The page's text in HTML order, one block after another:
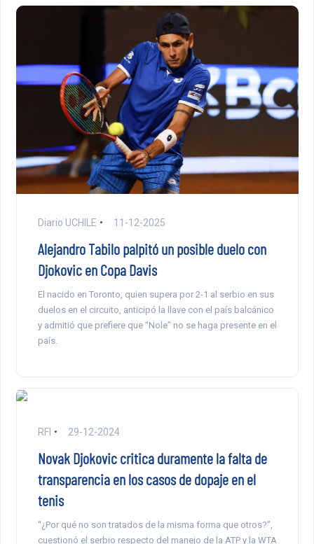
Diario UCHILE 11-12-2025
Alejandro Tabilo palpitó un posible duelo con
Djokovic en Copa Davis
El nacido en Toronto, quien supera por 2-1 al serbio en sus
duelos en el circuito, anticipó la llave con el país balcánico
y admitió que prefiere que “Nole” no se haga presente en el
país.
RFI 29-12-2024
Novak Djokovic critica duramente la falta de
transparencia en los casos de dopaje en el
tenis
“¿Por qué no son tratados de la misma forma que otros?”,
cuestionó el serbio respecto del manejo de la ATP y la WTA